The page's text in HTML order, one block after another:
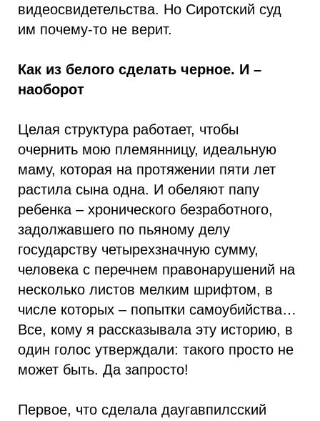
видеосвидетельства. Но Сиротский суд
им почему-то не верит.
Как из белого сделать черное. И –
наоборот
Целая структура работает, чтобы
очернить мою племянницу, идеальную
маму, которая на протяжении пяти лет
растила сына одна. И обеляют папу
ребенка – хронического безработного,
задолжавшего по пьяному делу
государству четырехзначную сумму,
человека с перечнем правонарушений на
несколько листов мелким шрифтом, в
числе которых – попытки самоубийства…
Все, кому я рассказывала эту историю, в
один голос утверждали: такого просто не
может быть. Да запросто!
Первое, что сделала даугавпилсский